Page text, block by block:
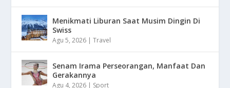
Menikmati Liburan Saat Musim Dingin Di
Swiss
Agu 5, 2026 |Travel
Senam Irama Perseorangan, Manfaat Dan
Gerakannya
Agu 4, 2026 | Sport